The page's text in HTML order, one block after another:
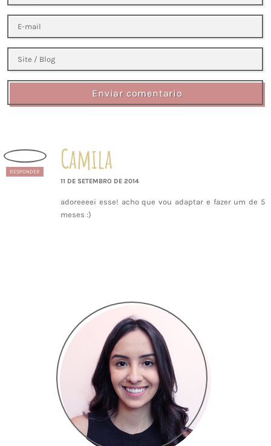
Enviar comentario
RESPONDER Camila
11 DE SETEMBRO DE 2014
adoreeeei esse! acho que vou adaptar e fazer um de 5
meses :)